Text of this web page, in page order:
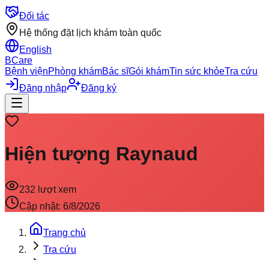
Đối tác
Hệ thống đặt lịch khám toàn quốc
English
BCare
Bệnh việnPhòng khámBác sĩGói khámTin sức khỏeTra cứu
Đăng nhập
Đăng ký
Hiện tượng Raynaud
232 lượt xem
Cập nhật: 6/8/2026
Trang chủ
Tra cứu